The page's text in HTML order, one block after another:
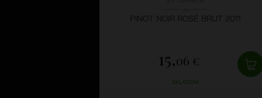
PINOT NOIR ROSÉ BRUT 2011
15,06 €
SKLADOM